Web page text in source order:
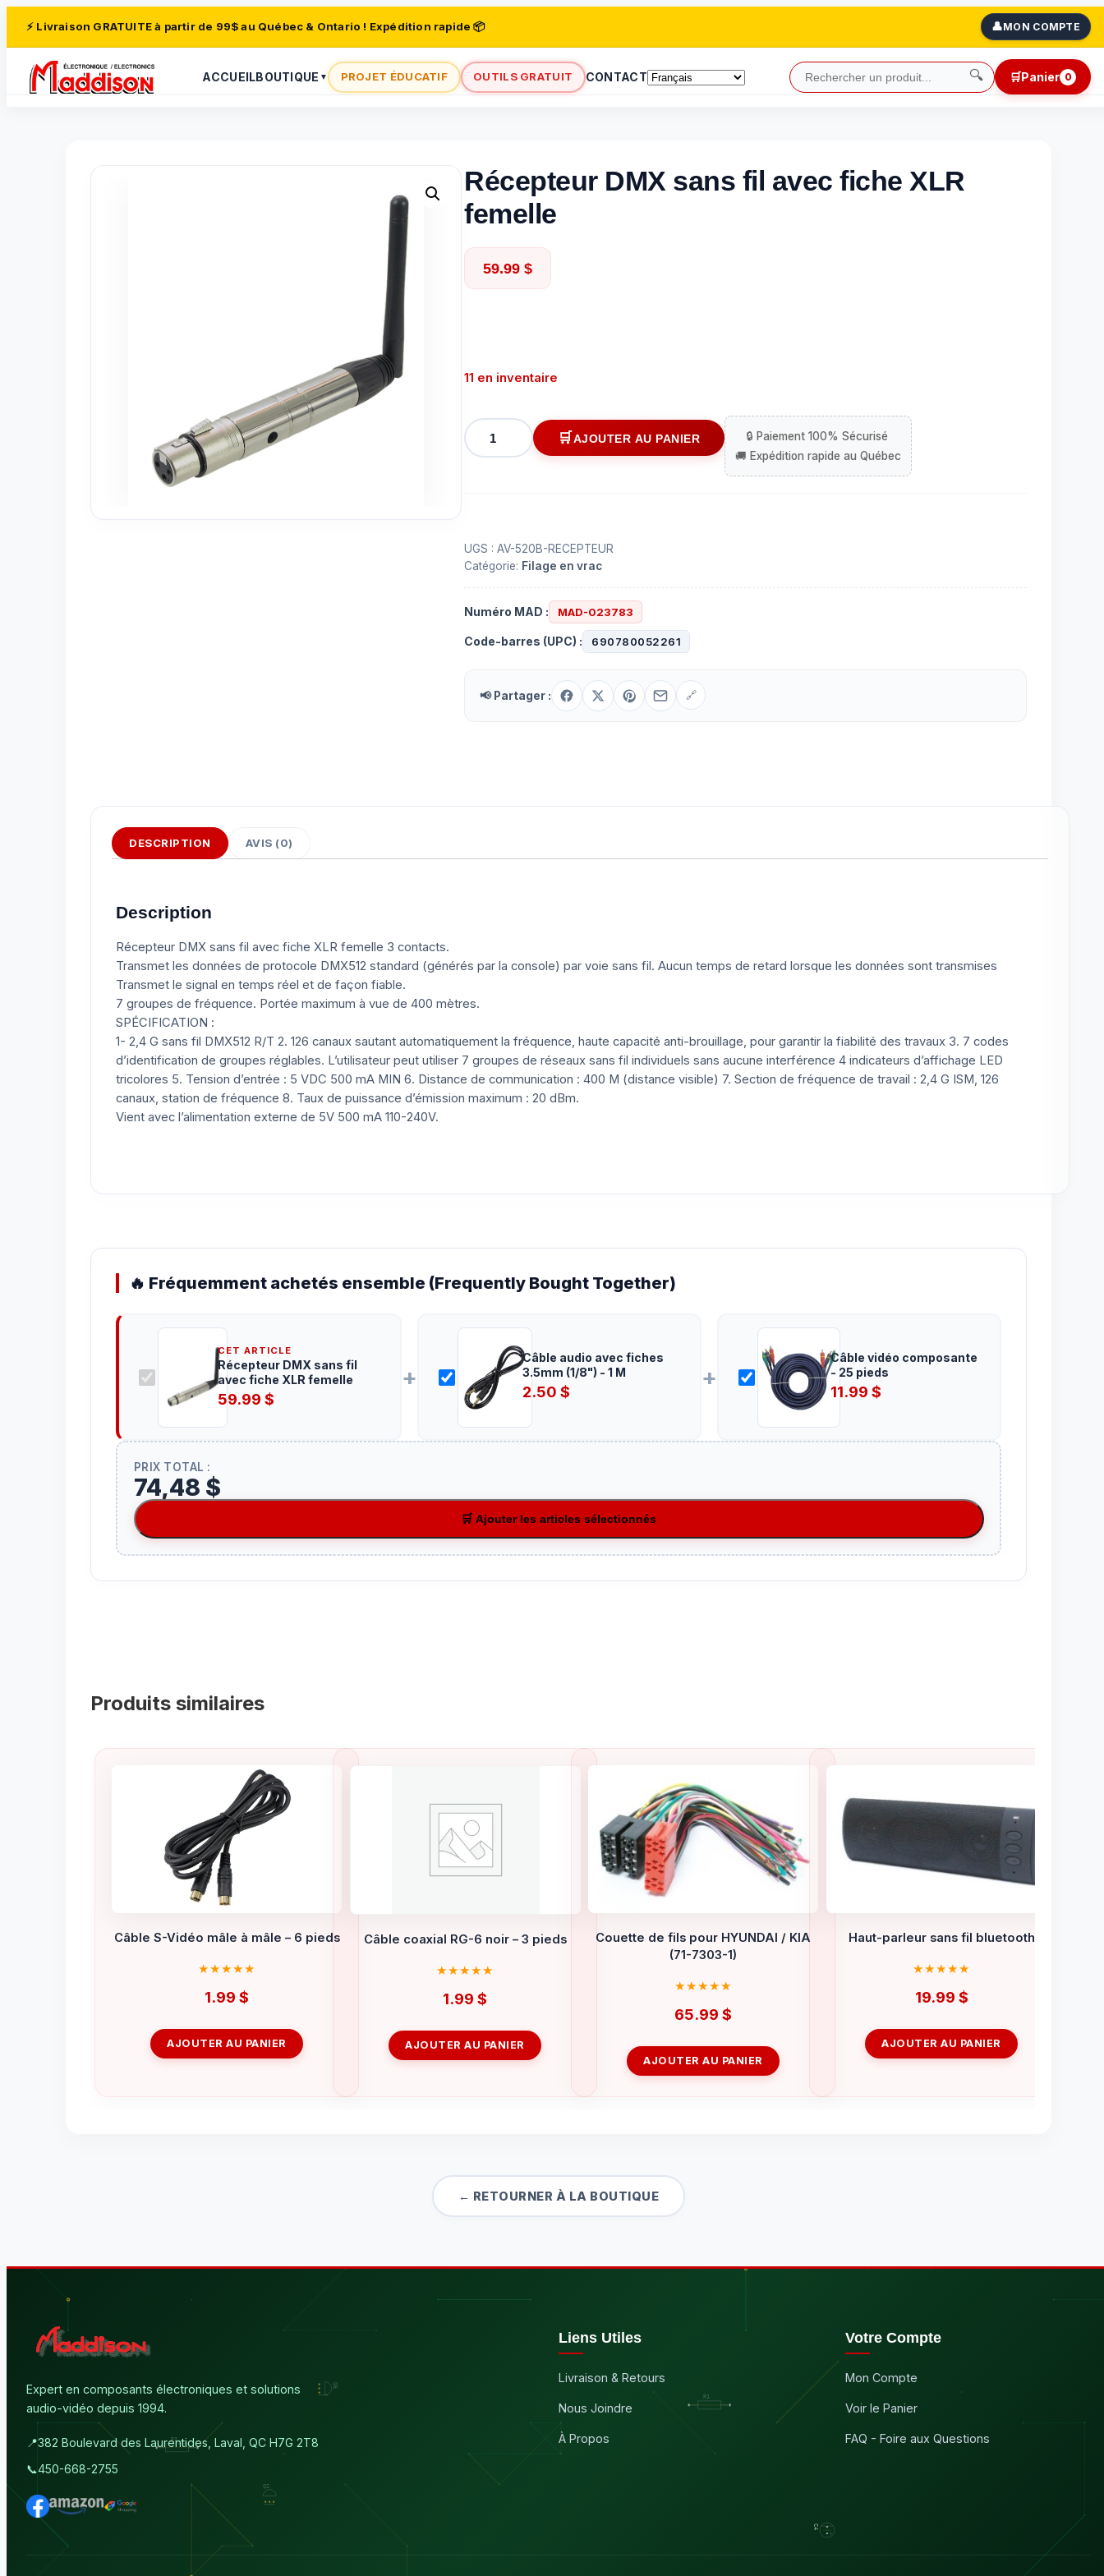
⚡ Livraison GRATUITE à partir de 99$ au Québec & Ontario ! Expédition rapide 📦 👤MON COMPTE
ACCUEILBOUTIQUE ▼ PROJET ÉDUCATIF OUTILS GRATUIT CONTACT 🔍 🛒Panier 0
Récepteur DMX sans fil avec fiche XLR
femelle
59.99 $
11 en inventaire
quantité
de
avec
fiche
XLR
femelle
AJOUTER AU PANIER
UGS : AV-520B-RECEPTEUR
Catégorie: Filage en vrac
Numéro MAD : MAD-023783
Code-barres (UPC) : 690780052261
📢 Partager : 🔗
DESCRIPTION AVIS (0)
Description
Récepteur DMX sans fil avec fiche XLR femelle 3 contacts.
Transmet les données de protocole DMX512 standard (générés par la console) par voie sans fil. Aucun temps de retard lorsque les données sont transmises
Transmet le signal en temps réel et de façon fiable.
7 groupes de fréquence. Portée maximum à vue de 400 mètres.
SPÉCIFICATION :
1- 2,4 G sans fil DMX512 R/T 2. 126 canaux sautant automatiquement la fréquence, haute capacité anti-brouillage, pour garantir la fiabilité des travaux 3. 7 codes
d’identification de groupes réglables. L’utilisateur peut utiliser 7 groupes de réseaux sans fil individuels sans aucune interférence 4 indicateurs d’affichage LED
tricolores 5. Tension d’entrée : 5 VDC 500 mA MIN 6. Distance de communication : 400 M (distance visible) 7. Section de fréquence de travail : 2,4 G ISM, 126
canaux, station de fréquence 8. Taux de puissance d’émission maximum : 20 dBm.
Vient avec l’alimentation externe de 5V 500 mA 110-240V.
🔥 Fréquemment achetés ensemble (Frequently Bought Together)
CET ARTICLE
Récepteur DMX sans fil
avec fiche XLR femelle
59.99$
+
Câble audio avec fiches
3.5mm (1/8") - 1 M
2.50$
+
Câble vidéo composante
- 25 pieds
11.99$
PRIX TOTAL :
74,48 $
🛒 Ajouter les articles sélectionnés
Produits similaires
Câble S-Vidéo mâle à mâle – 6 pieds
1.99 $
AJOUTER AU PANIER
Câble coaxial RG-6 noir – 3 pieds
1.99 $
AJOUTER AU PANIER
Couette de fils pour HYUNDAI / KIA
(71-7303-1)
65.99 $
AJOUTER AU PANIER
Haut-parleur sans fil bluetooth
19.99 $
AJOUTER AU PANIER
← RETOURNER À LA BOUTIQUE
Expert en composants électroniques et solutions
audio-vidéo depuis 1994.
📍382 Boulevard des Laurentides, Laval, QC H7G 2T8
📞450-668-2755
Liens Utiles
Livraison & Retours
Nous Joindre
À Propos
Votre Compte
Mon Compte
Voir le Panier
FAQ - Foire aux Questions